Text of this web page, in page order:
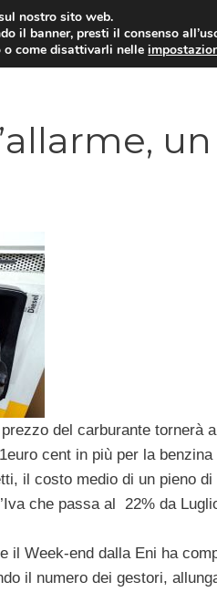
MOTO NEWS
un
del carburante tornerà
cent in più per la
il costo medio di un pieno
che passa al 22% da
il Week-end dalla Eni ha
il numero dei gestori,
nostro sito web.
il banner, presti il consenso
o come disattivarli nelle